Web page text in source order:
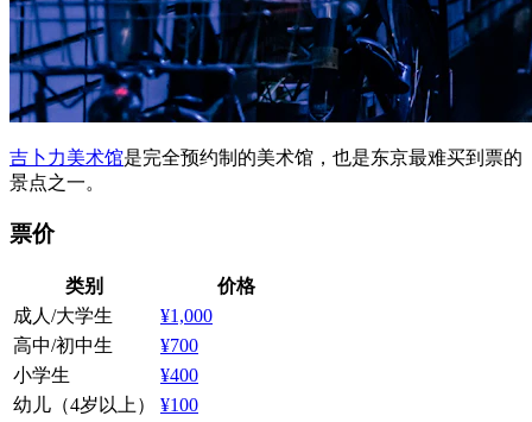
吉卜力美术馆是完全预约制的美术馆，也是东京最难买到票的
景点之一。
票价
类别
价格
成人/大学生
¥1,000
高中/初中生
¥700
小学生
¥400
幼儿（4岁以上）
¥100